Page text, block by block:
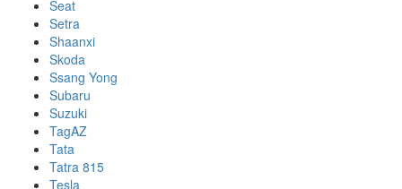
Seat
Setra
Shaanxi
Skoda
Ssang Yong
Subaru
Suzuki
TagAZ
Tata
Tatra 815
Tesla